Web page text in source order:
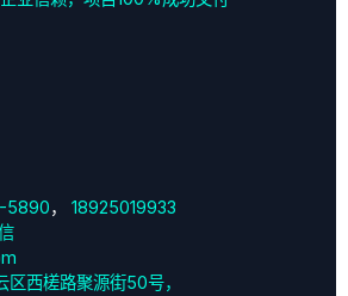
5890， 18925019933
区西槎路聚源街50号，